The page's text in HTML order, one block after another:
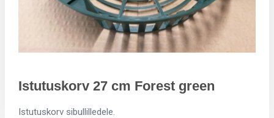
Istutuskorv 27 cm Forest green
Istutuskorv sibullilledele.